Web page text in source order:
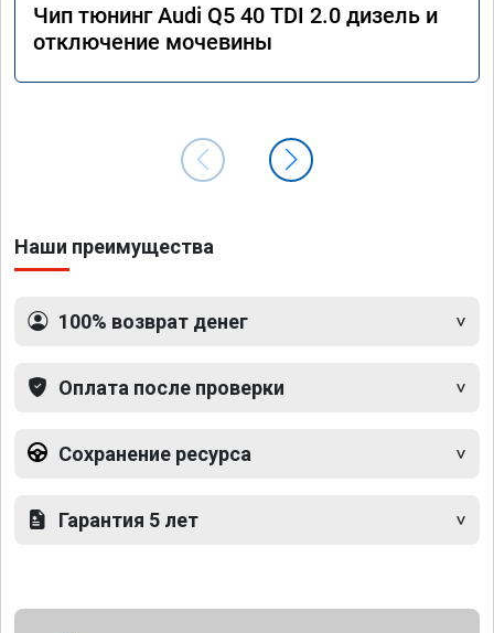
Чип тюнинг Audi Q5 40 TDI 2.0 дизель и
отключение мочевины
Наши преимущества
100% возврат денег
Оплата после проверки
Сохранение ресурса
Гарантия 5 лет